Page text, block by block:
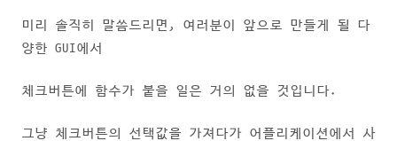
미리 솔직히 말씀드리면, 여러분이 앞으로 만들게 될 다
양한 GUI에서
체크버튼에 함수가 붙을 일은 거의 없을 것입니다.
그냥 체크버튼의 선택값을 가져다가 어플리케이션에서 사